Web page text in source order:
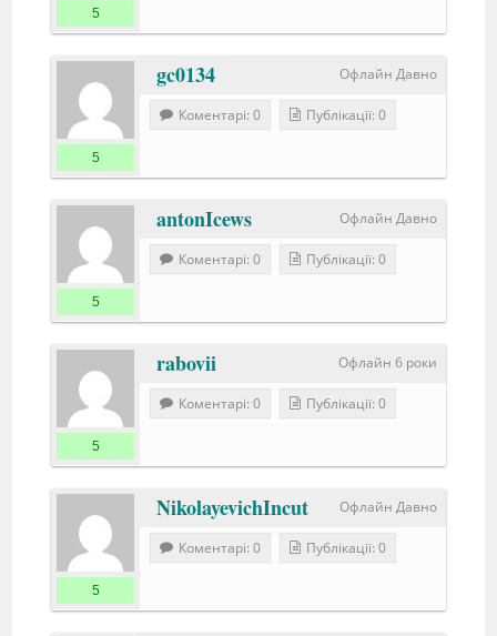
5
Офлайн Давно
gc0134
5
Коментарі: 0 Публікації: 0
Офлайн Давно
antonIcews
5
Коментарі: 0 Публікації: 0
Офлайн 6 роки
rabovii
5
Коментарі: 0 Публікації: 0
Офлайн Давно
NikolayevichIncut
5
Коментарі: 0 Публікації: 0